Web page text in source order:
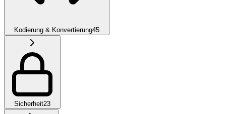
Kodierung & Konvertierung45
Sicherheit23